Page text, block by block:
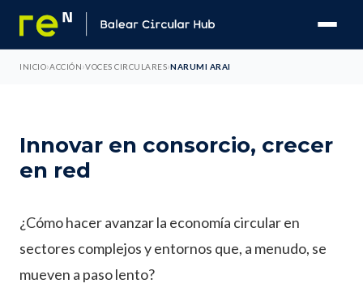
INICIO›ACCIÓN›VOCES CIRCULARES›NARUMI ARAI
Innovar en consorcio, crecer
en red
¿Cómo hacer avanzar la economía circular en
sectores complejos y entornos que, a menudo, se
mueven a paso lento?